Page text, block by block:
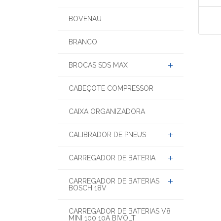
BOVENAU
BRANCO
BROCAS SDS MAX
CABEÇOTE COMPRESSOR
CAIXA ORGANIZADORA
CALIBRADOR DE PNEUS
CARREGADOR DE BATERIA
CARREGADOR DE BATERIAS
BOSCH 18V
CARREGADOR DE BATERIAS V8
MINI 100 10A BIVOLT